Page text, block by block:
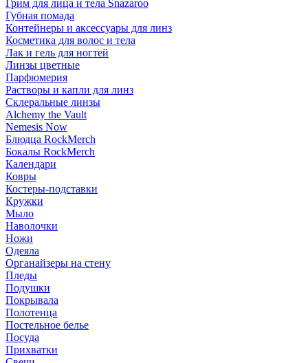
Грим для лица и тела Snazaroo
Губная помада
Контейнеры и аксессуары для линз
Косметика для волос и тела
Лак и гель для ногтей
Линзы цветные
Парфюмерия
Растворы и капли для линз
Склеральные линзы
Alchemy the Vault
Nemesis Now
Блюдца RockMerch
Бокалы RockMerch
Календари
Ковры
Костеры-подставки
Кружки
Мыло
Наволочки
Ножи
Одеяла
Органайзеры на стену
Пледы
Подушки
Покрывала
Полотенца
Постельное белье
Посуда
Прихватки